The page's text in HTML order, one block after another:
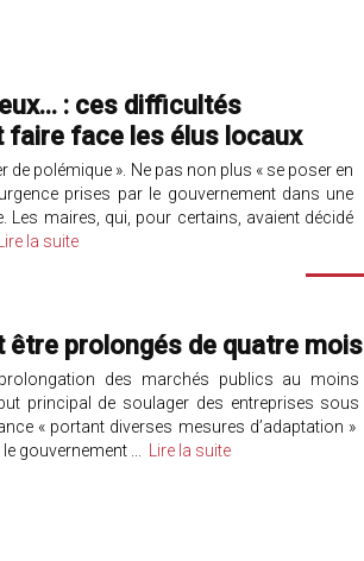
: ces difficultés
face les élus locaux
de polémique ». Ne pas non plus « se poser en
prises par le gouvernement dans une
Les maires, qui, pour certains, avaient décidé
Lire la suite
prolongés de quatre mois
des marchés publics au moins
principal de soulager des entreprises sous
« portant diverses mesures d’adaptation »
gouvernement ...
Lire la suite